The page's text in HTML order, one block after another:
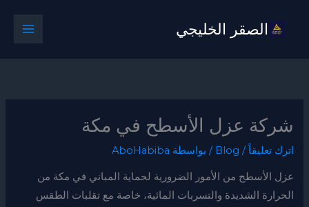
الصقر الخليجي
شركة عزل الأسطح في مكة
اترك تعليقاً /
Blog / بواسطة AboHabiba
عزل الأسطح من الأمور الضرورية لحماية المباني في مكة من
الحرارة الشديدة والتسربات المائية، خاصة مع تقلبات الطقس